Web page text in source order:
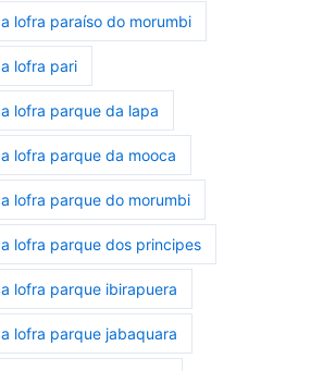
lofra paraíso do morumbi
lofra pari
lofra parque da lapa
lofra parque da mooca
lofra parque do morumbi
lofra parque dos principes
lofra parque ibirapuera
lofra parque jabaquara